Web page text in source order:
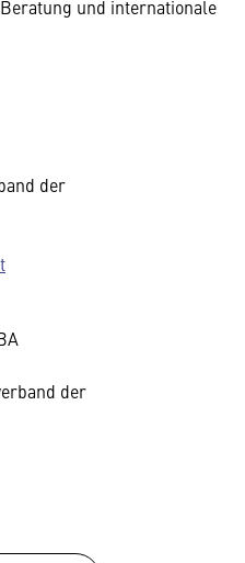
und internationale
der
der